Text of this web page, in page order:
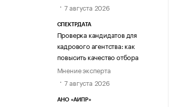
7 августа 2026
СПЕКТРДАТА
Проверка кандидатов для
кадрового агентства: как
повысить качество отбора
Мнение эксперта
7 августа 2026
АНО «АИПР»